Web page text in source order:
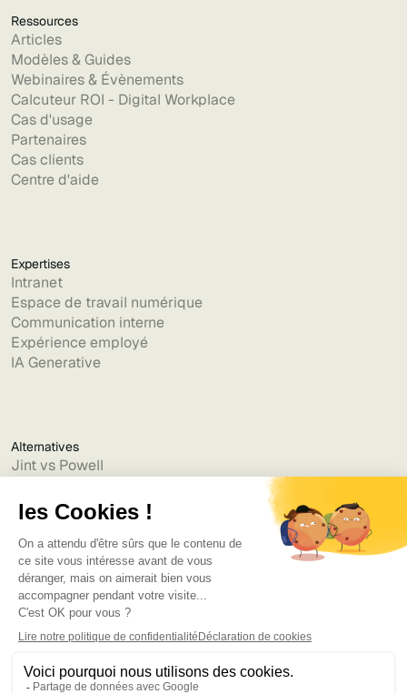
Ressources
Articles
Modèles & Guides
Webinaires & Évènements
Calcuteur ROI - Digital Workplace
Cas d'usage
Partenaires
Cas clients
Centre d'aide
Expertises
Intranet
Espace de travail numérique
Communication interne
Expérience employé
IA Generative
Alternatives
Jint vs Powell
Jint vs Jamespot
Jint vs Jalios
Jint vs Intranet.ai
Jint vs Akumina
Jint vs Interact
Jint vs Intranet Inside
Jint vs Staffbase
Jint vs Simpplr